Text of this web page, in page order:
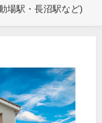
場駅・長沼駅など)